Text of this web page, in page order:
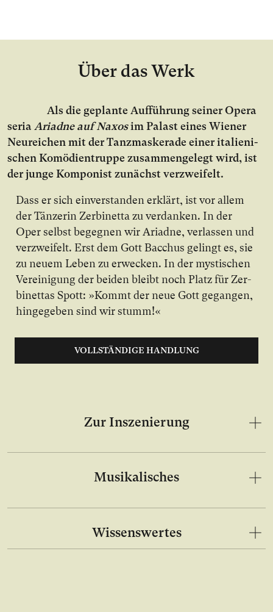
Über das Werk
Als die ge­plan­te Auf­füh­rung sei­ner Opera
seria Ariad­ne auf Na­xosim Pa­last ei­nes Wie­ner
Neu­rei­chen mit der Tanz­mas­ke­ra­de ei­ner ita­lie­ni­
schen Ko­mö­di­en­trup­pe zu­sam­men­ge­legt wird, ist
der jun­ge Kom­po­nist zu­nächst ver­zwei­felt.
Dass er sich ein­ver­stan­den er­klärt, ist vor al­lem
der Tän­ze­rin Zer­bi­net­ta zu ver­dan­ken. In der
Oper selbst be­geg­nen wir Ari­ad­ne, ver­las­sen und
ver­zwei­felt. Erst dem Gott Bac­chus ge­lingt es, sie
zu neu­em Le­ben zu er­we­cken. In der mys­ti­schen
Ver­ei­ni­gung der bei­den bleibt noch Platz für Zer­
bi­net­tas Spott: »Kommt der neue Gott ge­gan­gen,
hin­ge­ge­ben sind wir stumm!«
VOLLSTÄNDIGE HANDLUNG
Zur Inszenierung
Musikalisches
Wissenswertes